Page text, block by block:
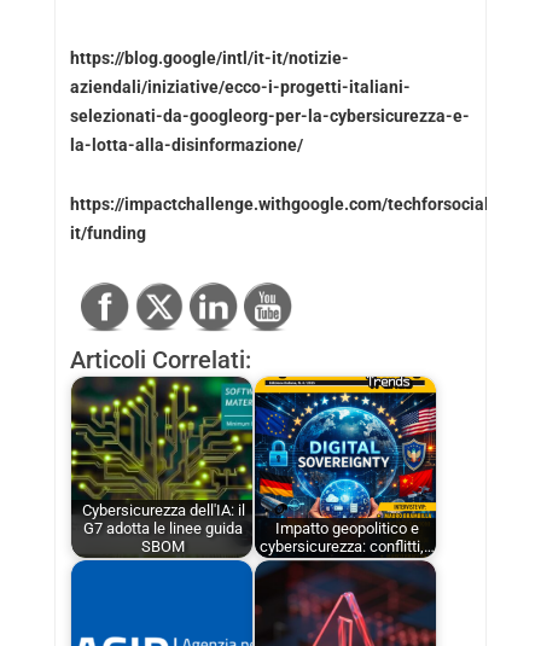
https://blog.google/intl/it-it/notizie-
aziendali/iniziative/ecco-i-progetti-italiani-
selezionati-da-googleorg-per-la-cybersicurezza-e-
la-lotta-alla-disinformazione/
https://impactchallenge.withgoogle.com/techforsocialgood-
it/funding
Articoli Correlati:
Cybersicurezza dell'IA: il
G7 adotta le linee guida
SBOM
Impatto geopolitico e
cybersicurezza: conflitti,…